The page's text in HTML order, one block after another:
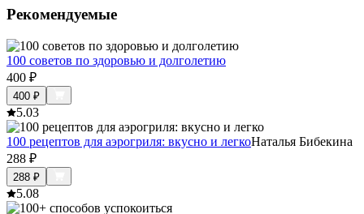
Рекомендуемые
100 советов по здоровью и долголетию
400 ₽
400 ₽
5.03
100 рецептов для аэрогриля: вкусно и легкоНаталья Бибекина
288 ₽
288 ₽
5.08